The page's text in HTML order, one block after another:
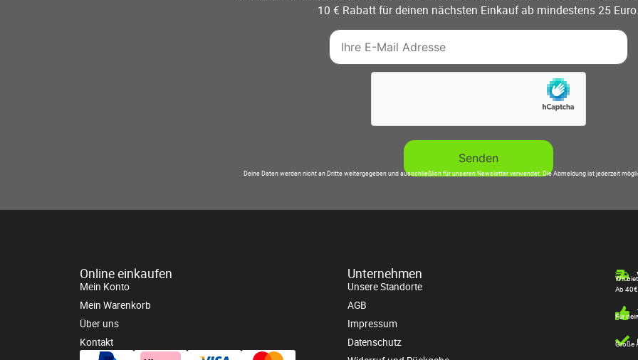
10 € Rabatt für deinen nächsten Einkauf ab mindestens 25 Euro.
Deine Daten werden nicht an Dritte weitergegeben und ausschließlich für unseren Newsletter verwendet. Die Abmeldung ist jederzeit
Online einkaufen
Mein Konto
Mein Warenkorb
Über uns
Kontakt
Unternehmen
Unsere Standorte
AGB
Impressum
Datenschutz
Wir
Ab
Für
Große